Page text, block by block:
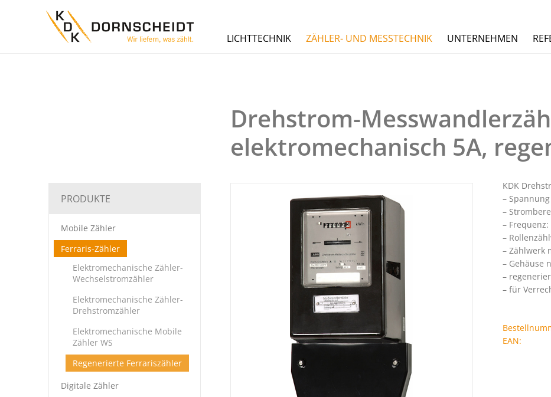
LICHTTECHNIK ZÄHLER- UND MESSTECHNIK UNTERNEHMEN
PRODUKTE
Mobile Zähler
Ferraris-Zähler
Elektromechanische Zähler-
Wechselstromzähler
Elektromechanische Zähler-
Drehstromzähler
Elektromechanische Mobile
Zähler WS
Regenerierte Ferrariszähler
Digitale Zähler
Drehstrom-
elektromechanisch 5A,
KDK
– Spannung
–
– Frequenz:
–
– Zählwerk
– Gehäuse
–
– für
EAN: